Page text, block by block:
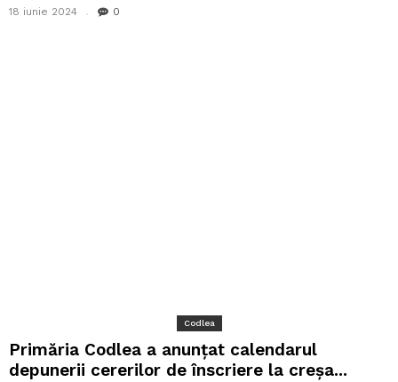
18 iunie 2024 0
Codlea
Primăria Codlea a anunțat calendarul
depunerii cererilor de înscriere la creșa...